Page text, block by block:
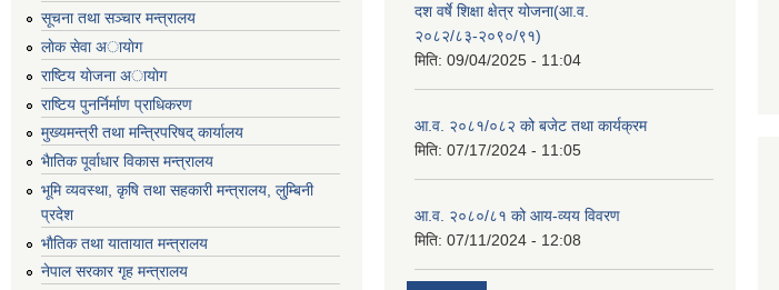
सूचना तथा सञ्चार मन्त्रालय
लाेक सेवा अायाेग
राष्टिय याेजना अायाेग
राष्टिय पुनर्निर्माण प्राधिकरण
मुख्यमन्त्री तथा मन्त्रिपरिषद् कार्यालय
भैातिक पूर्वाधार विकास मन्त्रालय
भूमि व्यवस्था, कृषि तथा सहकारी मन्त्रालय, लु्म्बिनी
प्रदेश
भाैतिक तथा यातायात मन्त्रालय
नेपाल सरकार गृह मन्त्रालय
दश वर्षे शिक्षा क्षेत्र योजना(आ.व.
२०८२/८३-२०९०/९१)
मिति: 09/04/2025 - 11:04
आ.व. २०८१/०८२ को बजेट तथा कार्यक्रम
मिति: 07/17/2024 - 11:05
आ.व. २०८०/८१ को आय-व्यय विवरण
मिति: 07/11/2024 - 12:08